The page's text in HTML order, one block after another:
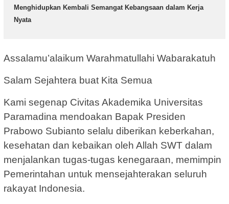
Menghidupkan Kembali Semangat Kebangsaan dalam Kerja
Nyata
Assalamu’alaikum Warahmatullahi Wabarakatuh
Salam Sejahtera buat Kita Semua
Kami segenap Civitas Akademika Universitas
Paramadina mendoakan Bapak Presiden
Prabowo Subianto selalu diberikan keberkahan,
kesehatan dan kebaikan oleh Allah SWT dalam
menjalankan tugas-tugas kenegaraan, memimpin
Pemerintahan untuk mensejahterakan seluruh
rakayat Indonesia.